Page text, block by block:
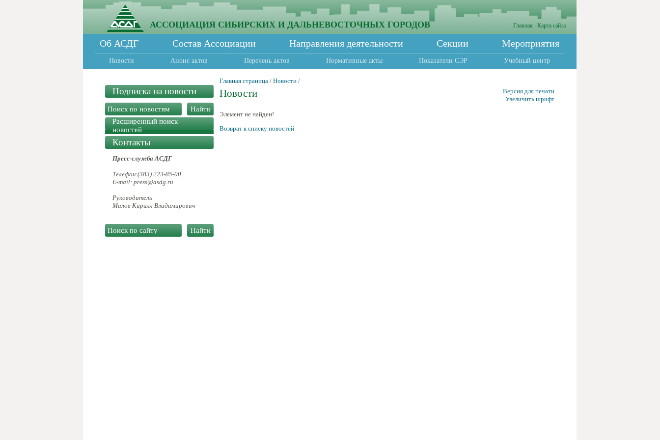
АССОЦИАЦИЯ СИБИРСКИХ И ДАЛЬНЕВОСТОЧНЫХ ГОРОДОВ Главная Карта сайта
Об АСДГ Состав Ассоциации Направления деятельности Секции Мероприятия
Новости Анонс актов Перечень актов Нормативные акты Показатели СЭР Учебный центр
Подписка на новости
Расширенный поиск
новостей
Контакты
Пресс-служба АСДГ
Телефон:(383) 223-85-00
E-mail: press@asdg.ru
Руководитель
Малов Кирилл Владимирович
Главная страница / Новости /
Новости
Версия для печати
Увеличить шрифт
Элемент не найден!
Возврат к списку новостей